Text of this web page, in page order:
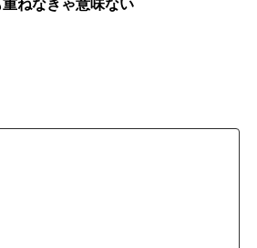
ねなきゃ意味ない